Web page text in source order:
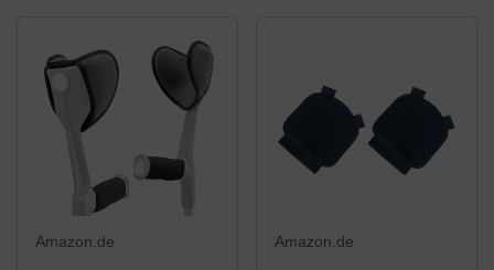
Amazon.de Amazon.de